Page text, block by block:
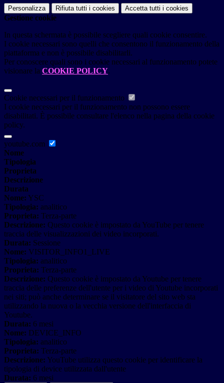
Personalizza Rifiuta tutti i cookies Accetta tutti i cookies
Gestione cookie
In questa schermata è possibile scegliere quali cookie consentire.
I cookie necessari sono quelli che consentono il funzionamento della
piattaforma e non è possibile disabilitarli.
Per conoscere quali sono i cookie necessari al funzionamento potete
visionare la COOKIE POLICY.
Cookie necessari per il funzionamento
I cookie necessari per il funzionamento non possono essere
disabilitati. È possibile consultare l'elenco nella pagina della cookie
policy.
youtube.com
Nome
Tipologia
Proprieta
Descrizione
Durata
Nome: YSC
Tipologia: analitico
Proprieta: Terza-parte
Descrizione: Questo cookie è impostato da YouTube per tenere
traccia delle visualizzazioni dei video incorporati.
Durata: Sessione
Nome: VISITOR_INFO1_LIVE
Tipologia: analitico
Proprieta: Terza-parte
Descrizione: Questo cookie è impostato da Youtube per tenere
traccia delle preferenze dell'utente per i video di Youtube incorporati
nei siti; può anche determinare se il visitatore del sito web sta
utilizzando la nuova o la vecchia versione dell'interfaccia di
Youtube.
Durata: 6 mesi
Nome: DEVICE_INFO
Tipologia: analitico
Proprieta: Terza-parte
Descrizione: YouTube utilizza questo cookie per identificare la
tipologia di device utilizzata dall'utente
Durata: 6 mesi